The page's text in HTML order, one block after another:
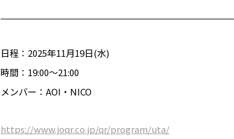
日程：2025年11月19日(水)
時間：19:00〜21:00
メンバー：AOI・NICO
https://www.joqr.co.jp/qr/program/uta/